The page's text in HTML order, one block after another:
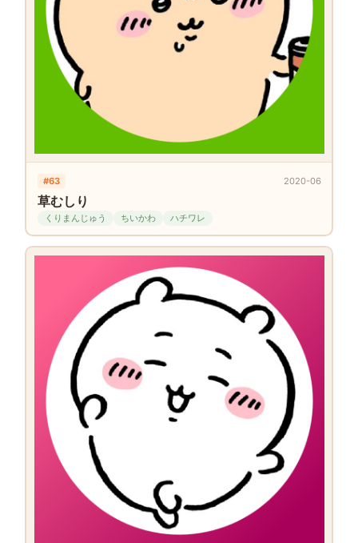
#63 2020-06
草むしり
くりまんじゅう ちいかわ ハチワレ